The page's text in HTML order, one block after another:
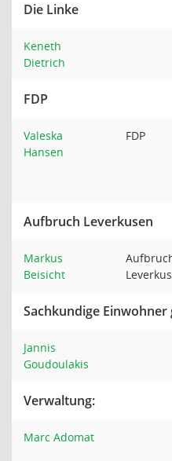
Die Linke
Keneth
Dietrich
FDP
Valeska
Hansen
FDP
Aufbruch Leverkusen
Markus
Beisicht
Sachkundige Einwohner
Jannis
Goudoulakis
Verwaltung:
Marc Adomat